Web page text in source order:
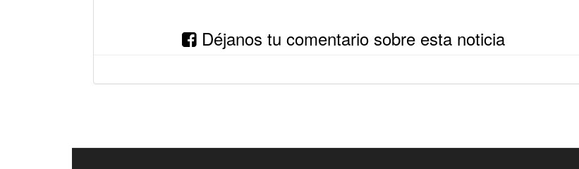
Déjanos tu comentario sobre esta noticia